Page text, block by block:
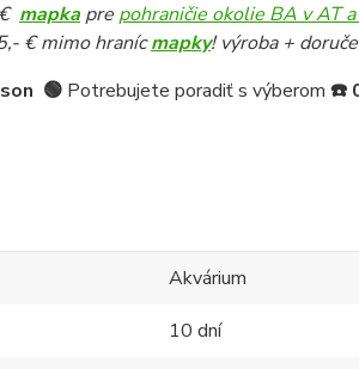
mapkapre pohraničie okolie BA v AT
€ mimo hranícmapky! výroba +
🟢 Potrebujete poradiť s výberom ☎️
Akvárium
10 dní